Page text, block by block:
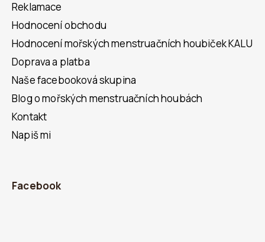
Reklamace
Hodnocení obchodu
Hodnocení mořských menstruačních houbiček KALU
Doprava a platba
Naše facebooková skupina
Blog o mořských menstruačních houbách
Kontakt
Napiš mi
Facebook